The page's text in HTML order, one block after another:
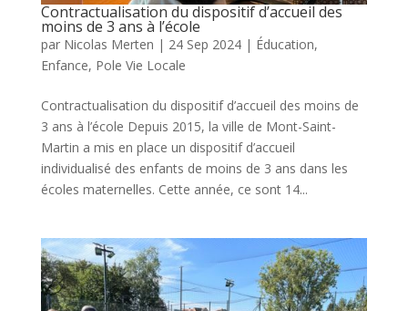
Contractualisation du dispositif d’accueil des
moins de 3 ans à l’école
par Nicolas Merten | 24 Sep 2024| Éducation,
Enfance, Pole Vie Locale
Contractualisation du dispositif d’accueil des moins de
3 ans à l’école Depuis 2015, la ville de Mont-Saint-
Martin a mis en place un dispositif d’accueil
individualisé des enfants de moins de 3 ans dans les
écoles maternelles. Cette année, ce sont 14...